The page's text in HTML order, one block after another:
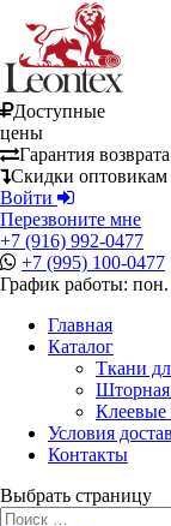
Доступные
цены
Гарантия возврата
Скидки оптовикам
Войти
Перезвоните мне
+7 (916) 992-0477
+7 (995) 100-0477
График работы:
Главная
Каталог
Ткани
Шторная
Клеевые
Условия
Контакты
Выбрать страницу